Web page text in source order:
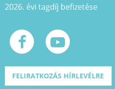
2026. évi tagdíj befizetése
FELIRATKOZÁS HÍRLEVÉLRE